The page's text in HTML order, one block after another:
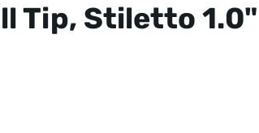
Tip, Stiletto 1.0"